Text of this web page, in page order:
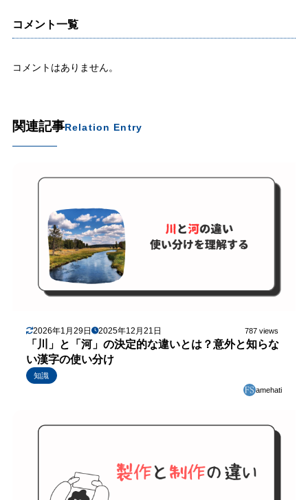
コメント一覧
コメントはありません。
関連記事Relation Entry
2026年1月29日 2025年12月21日 787 views
「川」と「河」の決定的な違いとは？意外と知らな
い漢字の使い分け
知識
amehati